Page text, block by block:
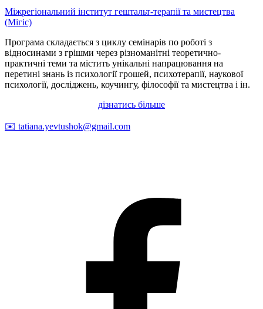
Міжрегіональний інститут гештальт-терапії та мистецтва
(Мігіс)
Програма складається з циклу семінарів по роботі з
відносинами з грішми через різноманітні теоретично-
практичні теми та містить унікальні напрацювання на
перетині знань із психології грошей, психотерапії, наукової
психології, досліджень, коучингу, філософії та мистецтва і ін.
дізнатись більше
✉️ tatiana.yevtushok@gmail.com